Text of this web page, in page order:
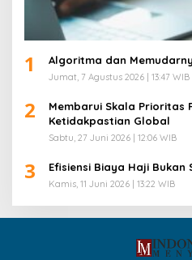
1 Algoritma dan
Jumat, 7 Agustus 2026 | 13:47 WIB
2
Membarui Skala Prioritas
Ketidakpastian Global
Sabtu, 27 Juni 2026 | 12:06 WIB
3 Efisiensi Biaya Haji Bukan
Kamis, 11 Juni 2026 | 13:22 WIB